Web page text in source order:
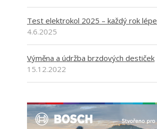
Test elektrokol 2025 – každý rok lépe
4.6.2025
Výměna a údržba brzdových destiček
15.12.2022